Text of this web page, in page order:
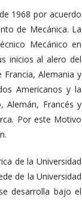
1968 por acuerdo
de Mecánica. La
Mecánico en
inicios al alero del
Alemania y
Americanos y la
Alemán, Francés y
Por este Motivo
de la Universidad
de la Universidad
desarrolla bajo el